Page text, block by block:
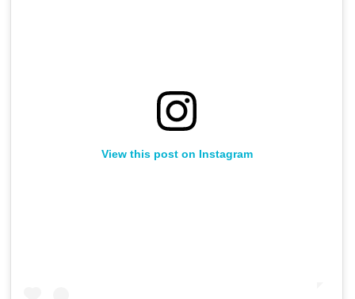
View this post on Instagram